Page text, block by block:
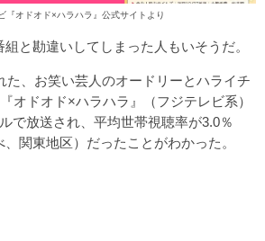
『オドオド×ハラハラ』公式サイトより
と勘違いしてしまった人もいそうだ。
、お笑い芸人のオードリーとハライチ
オドオド×ハラハラ』（フジテレビ系）
で放送され、平均世帯視聴率が3.0％
、関東地区）だったことがわかった。